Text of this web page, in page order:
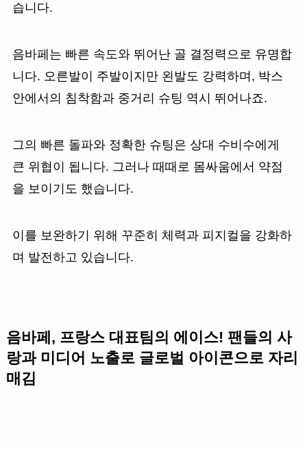
습니다.
음바페는 빠른 속도와 뛰어난 골 결정력으로 유명합
니다. 오른발이 주발이지만 왼발도 강력하며, 박스
안에서의 침착함과 중거리 슈팅 역시 뛰어나죠.
그의 빠른 돌파와 정확한 슈팅은 상대 수비수에게
큰 위협이 됩니다. 그러나 때때로 몸싸움에서 약점
을 보이기도 했습니다.
이를 보완하기 위해 꾸준히 체력과 피지컬을 강화하
며 발전하고 있습니다.
음바페, 프랑스 대표팀의 에이스! 팬들의 사
랑과 미디어 노출로 글로벌 아이콘으로 자리
매김